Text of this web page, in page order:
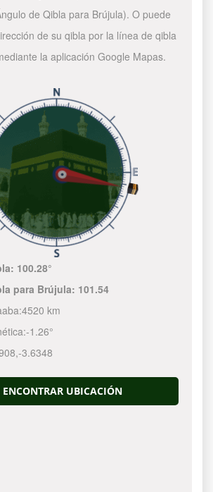
de Qibla para Brújula). O puede
de su qibla por la línea de qibla
la aplicación Google Mapas.
100.28°
para Brújula: 101.54
4520 km
-1.26°
,-3.6348
ENCONTRAR UBICACIÓN